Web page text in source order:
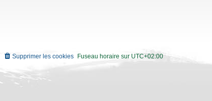
Fuseau horaire sur UTC+02:00
Supprimer les cookies